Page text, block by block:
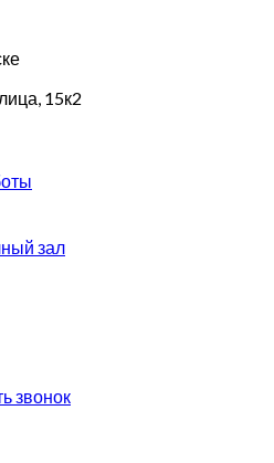
15к2
зал
звонок